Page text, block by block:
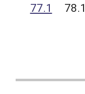
77.1
78.1